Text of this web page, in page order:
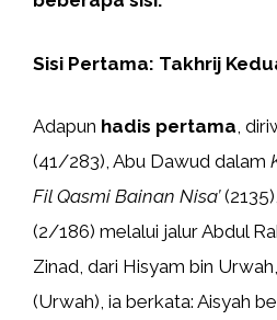
Sisi Pertama: Takhrij
Adapun hadis pertama,
(41/283), Abu Dawud dalam
Fil Qasmi Bainan Nisa’
(2/186) melalui jalur Abdul
Zinad, dari Hisyam bin
(Urwah), ia berkata: Aisyah